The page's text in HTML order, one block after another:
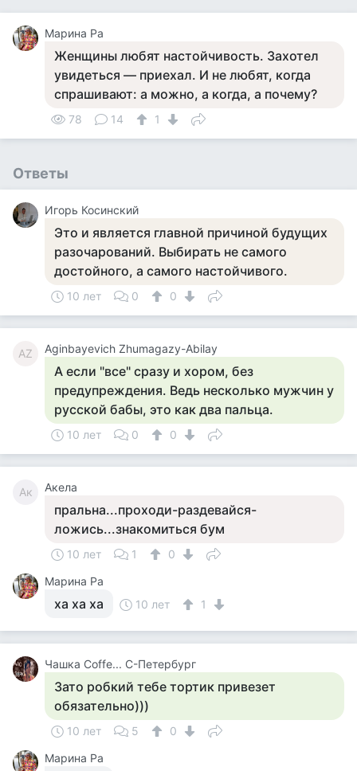
Марина Ра
Женщины любят настойчивость. Захотел
увидеться — приехал. И не любят, когда
спрашивают: а можно, а когда, а почему?
78 14 1
Ответы
Игорь Косинский
Это и является главной причиной будущих
разочарований. Выбирать не самого
достойного, а самого настойчивого.
10 лет 0 0
AZ Aginbayevich Zhumagazy-Abilay
А если "все" сразу и хором, без
предупреждения. Ведь несколько мужчин у
русской бабы, это как два пальца.
10 лет 0 0
Ак Акела
пральна...проходи-раздевайся-
ложись...знакомиться бум
10 лет 1
0
Марина Ра
ха ха ха 10 лет 1
Чашка Cоffe... С-Петербург
Зато робкий тебе тортик привезет
обязательно)))
10 лет 5
0
Марина Ра